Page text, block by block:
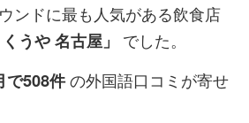
ンドに最も人気がある飲食店
うや 名古屋」
でした。
で508件の外国語口コミが寄せ